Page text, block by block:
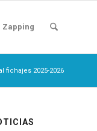
Zapping
fichajes 2025-2026